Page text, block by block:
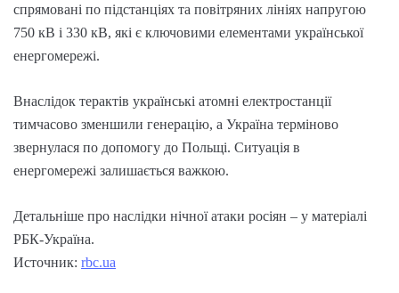
спрямовані по підстанціях та повітряних лініях напругою
750 кВ і 330 кВ, які є ключовими елементами української
енергомережі.
Внаслідок терактів українські атомні електростанції
тимчасово зменшили генерацію, а Україна терміново
звернулася по допомогу до Польщі. Ситуація в
енергомережі залишається важкою.
Детальніше про наслідки нічної атаки росіян – у матеріалі
РБК-Україна.
Источник: rbc.ua